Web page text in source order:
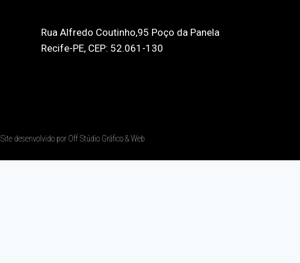
Rua Alfredo Coutinho,95 Poço da Panela
Recife-PE, CEP: 52.061-130
Site desenvolvido por Off Stúdio Gráfico & Web